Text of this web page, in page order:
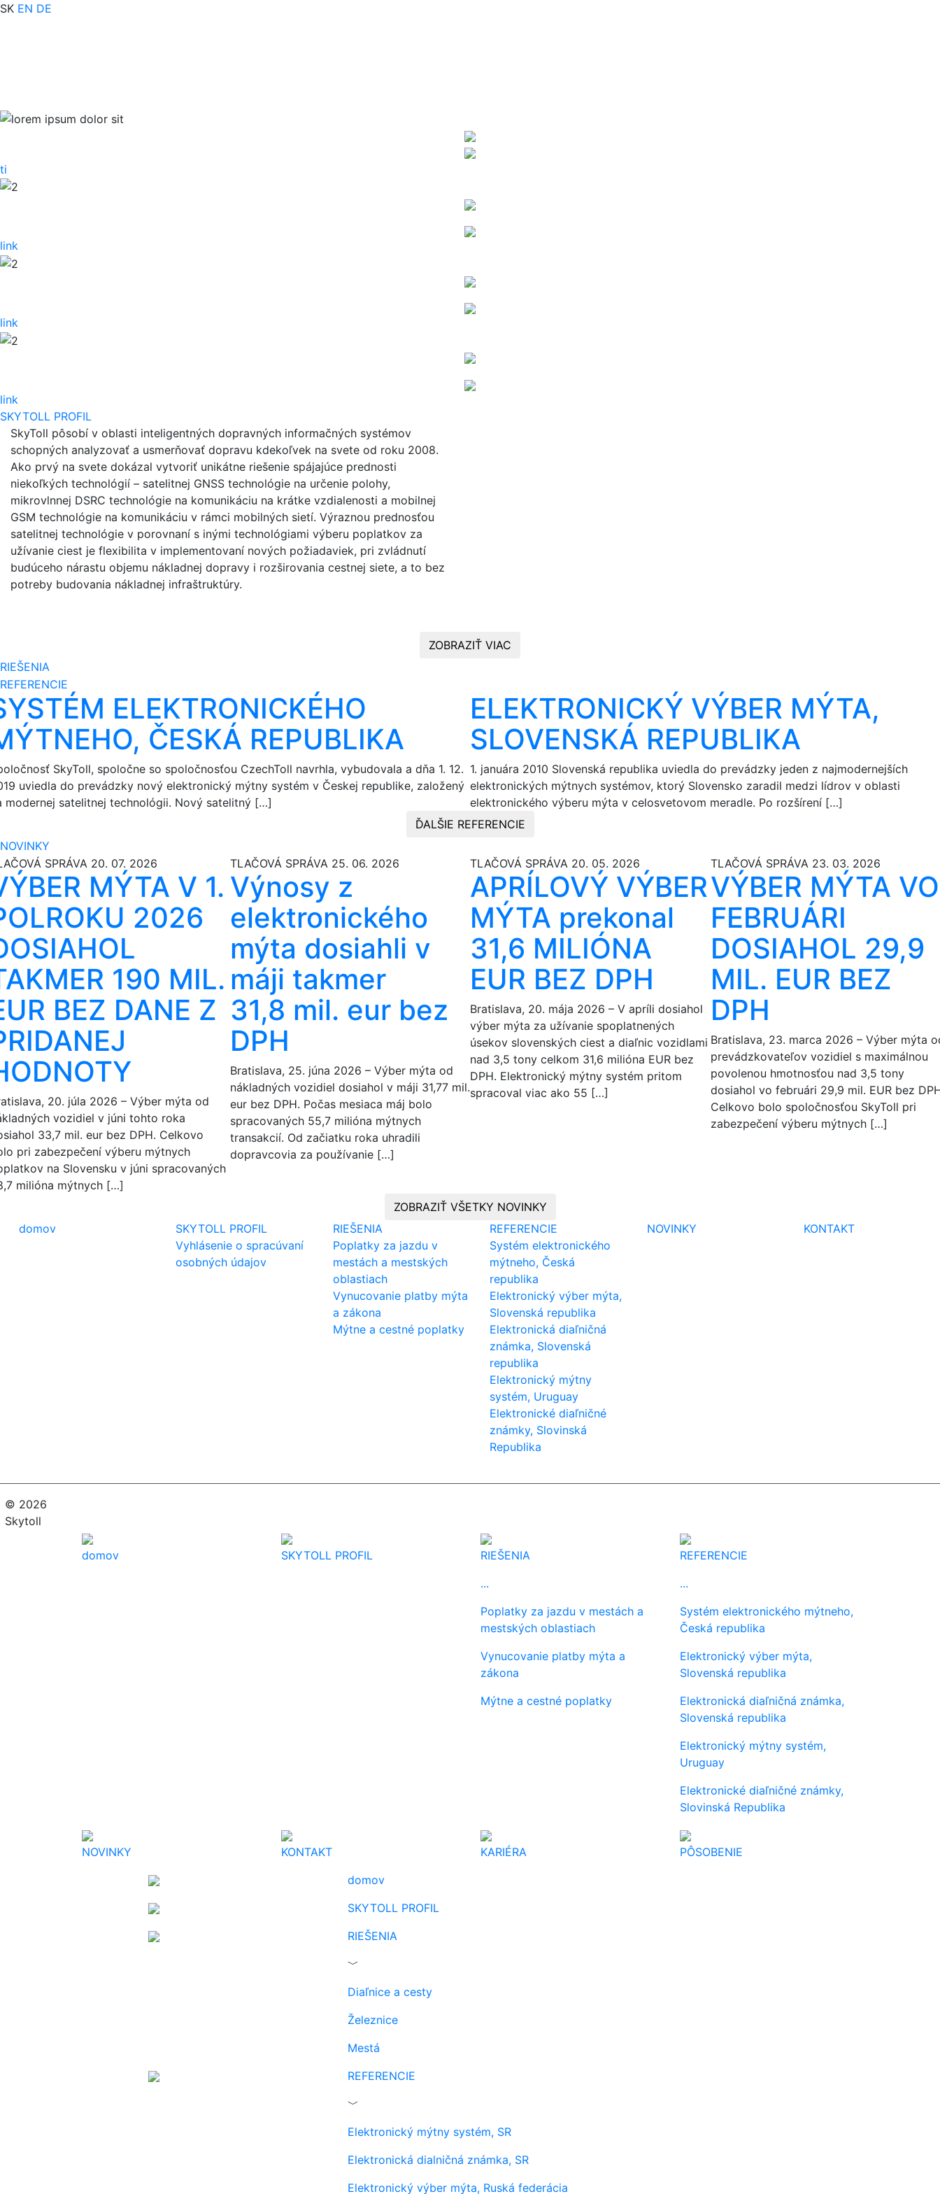
SK EN DE
ti
link
link
link
SKYTOLL PROFIL
SkyToll pôsobí v oblasti inteligentných dopravných informačných systémov
schopných analyzovať a usmerňovať dopravu kdekoľvek na svete od roku 2008.
Ako prvý na svete dokázal vytvoriť unikátne riešenie spájajúce prednosti
niekoľkých technológií – satelitnej GNSS technológie na určenie polohy,
mikrovlnnej DSRC technológie na komunikáciu na krátke vzdialenosti a mobilnej
GSM technológie na komunikáciu v rámci mobilných sietí. Výraznou prednosťou
satelitnej technológie v porovnaní s inými technológiami výberu poplatkov za
užívanie ciest je flexibilita v implementovaní nových požiadaviek, pri zvládnutí
budúceho nárastu objemu nákladnej dopravy i rozširovania cestnej siete, a to bez
potreby budovania nákladnej infraštruktúry.
ZOBRAZIŤ VIAC
RIEŠENIA
REFERENCIE
ELEKTRONICKÉHO
ČESKÁ REPUBLIKA
SkyToll, spoločne so spoločnosťou CzechToll navrhla, vybudovala a dňa 1. 12.
uviedla do prevádzky nový elektronický mýtny systém v Českej republike, založený
modernej satelitnej technológii. Nový satelitný […]
ELEKTRONICKÝ VÝBER MÝTA,
SLOVENSKÁ REPUBLIKA
1. januára 2010 Slovenská republika uviedla do prevádzky jeden z najmodernejších
elektronických mýtnych systémov, ktorý Slovensko zaradil medzi lídrov v oblasti
elektronického výberu mýta v celosvetovom meradle. Po rozšírení […]
ĎALŠIE REFERENCIE
NOVINKY
SPRÁVA 20. 07. 2026
MÝTA V 1.
2026
190 MIL.
BEZ DANE Z
20. júla 2026 – Výber mýta od
vozidiel v júni tohto roka
33,7 mil. eur bez DPH. Celkovo
pri zabezpečení výberu mýtnych
na Slovensku v júni spracovaných
milióna mýtnych […]
TLAČOVÁ SPRÁVA 25. 06. 2026
Výnosy z
elektronického
mýta dosiahli v
máji takmer
31,8 mil. eur bez
DPH
Bratislava, 25. júna 2026 – Výber mýta od
nákladných vozidiel dosiahol v máji 31,77 mil.
eur bez DPH. Počas mesiaca máj bolo
spracovaných 55,7 milióna mýtnych
transakcií. Od začiatku roka uhradili
dopravcovia za používanie […]
TLAČOVÁ SPRÁVA 20. 05. 2026
APRÍLOVÝ VÝBER
MÝTA prekonal
31,6 MILIÓNA
EUR BEZ DPH
Bratislava, 20. mája 2026 – V apríli dosiahol
výber mýta za užívanie spoplatnených
úsekov slovenských ciest a diaľnic vozidlami
nad 3,5 tony celkom 31,6 milióna EUR bez
DPH. Elektronický mýtny systém pritom
spracoval viac ako 55 […]
TLAČOVÁ SPRÁVA 23. 03. 2026
VÝBER MÝTA VO
FEBRUÁRI
DOSIAHOL 29,9
MIL. EUR BEZ
DPH
Bratislava, 23. marca 2026 – Výber mýta
prevádzkovateľov vozidiel s maximálnou
povolenou hmotnosťou nad 3,5 tony
dosiahol vo februári 29,9 mil. EUR bez
Celkovo bolo spoločnosťou SkyToll pri
zabezpečení výberu mýtnych […]
ZOBRAZIŤ VŠETKY NOVINKY
domov
SKYTOLL PROFIL
Vyhlásenie o spracúvaní
osobných údajov
RIEŠENIA
Poplatky za jazdu v
mestách a mestských
oblastiach
Vynucovanie platby mýta
a zákona
Mýtne a cestné poplatky
REFERENCIE
Systém elektronického
mýtneho, Česká
republika
Elektronický výber mýta,
Slovenská republika
Elektronická diaľničná
známka, Slovenská
republika
Elektronický mýtny
systém, Uruguay
Elektronické diaľničné
známky, Slovinská
Republika
NOVINKY KONTAKT
© 2026
Skytoll
domov SKYTOLL PROFIL
RIEŠENIA
...
Poplatky za jazdu v mestách a
mestských oblastiach
Vynucovanie platby mýta a
zákona
Mýtne a cestné poplatky
REFERENCIE
...
Systém elektronického mýtneho,
Česká republika
Elektronický výber mýta,
Slovenská republika
Elektronická diaľničná známka,
Slovenská republika
Elektronický mýtny systém,
Uruguay
Elektronické diaľničné známky,
Slovinská Republika
NOVINKY KONTAKT KARIÉRA
PÔSOBENIE
domov
SKYTOLL PROFIL
RIEŠENIA
﹀
Diaľnice a cesty
Železnice
Mestá
REFERENCIE
﹀
Elektronický mýtny systém, SR
Elektronická dialničná známka, SR
Elektronický výber mýta, Ruská federácia